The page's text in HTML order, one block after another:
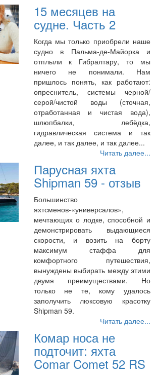
15 месяцев на
судне. Часть 2
Когда мы только приобрели наше
судно в Пальма-де-Майорка и
отплыли к Гибралтару, то мы
ничего не понимали. Нам
пришлось понять, как работают:
опреснитель, системы черной/
серой/чистой воды (сточная,
отработанная и чистая вода),
шлюпбалки, лебёдка,
гидравлическая система и так
далее, и так далее, и так далее...
Читать далее...
Парусная яхта
Shipman 59 - отзыв
Большинство
яхтсменов-«универсалов»,
мечтающих о лодке, способной и
демонстрировать выдающиеся
скорости, и возить на борту
максимум стаффа для
комфортного путешествия,
вынуждены выбирать между этими
двумя преимуществами. Но
только не те, кому удалось
заполучить люксовую красотку
Shipman 59.
Читать далее...
Комар носа не
подточит: яхта
Comar Comet 52 RS